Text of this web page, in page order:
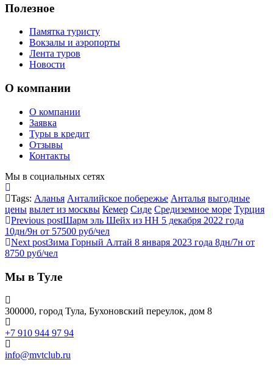
Полезное
Памятка туристу
Вокзалы и аэропорты
Лента туров
Новости
О компании
О компании
Заявка
Туры в кредит
Отзывы
Контакты
Мы в социальных сетях
Tags: Аланья Анталийское побережье Анталья выгодные
цены вылет из москвы Кемер Сиде Средиземное море Турция
Previous postШарм эль Шейх из НН 5 декабря 2022 года
10дн/9н от 57500 руб/чел
Next postЗима Горный Алтай 8 января 2023 года 8дн/7н от
8750 руб/чел
Мы в Туле
300000, город Тула, Бухоновский переулок, дом 8
+7 910 944 97 94
info@mvtclub.ru